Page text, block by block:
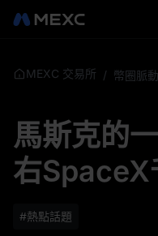
MEXC 交易所 / 幣圈脈動
馬斯克的
右SpaceX
#熱點話題